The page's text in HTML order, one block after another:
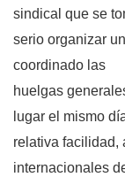
sindical que se
serio organizar
coordinado las
huelgas
lugar el mismo
relativa facilidad,
internacionales